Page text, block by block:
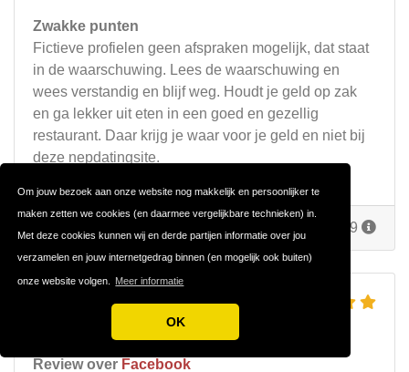
Om jouw bezoek aan onze website nog makkelijk en persoonlijker te
maken zetten we cookies (en daarmee vergelijkbare technieken) in.
Met deze cookies kunnen wij en derde partijen informatie over jou
verzamelen en jouw internetgedrag binnen (en mogelijk ook buiten)
onze website volgen. Meer informatie
OK
Zwakke punten
Fictieve profielen geen afspraken mogelijk, dat staat
in de waarschuwing. Lees de waarschuwing en
wees verstandig en blijf weg. Houdt je geld op zak
en ga lekker uit eten in een goed en gezellig
restaurant. Daar krijg je waar voor je geld en niet bij
deze nepdatingsite.
op 20 juni 2019
FACEBOOK DATING
DIT KAN JE VERWACHTEN
Review over Facebook